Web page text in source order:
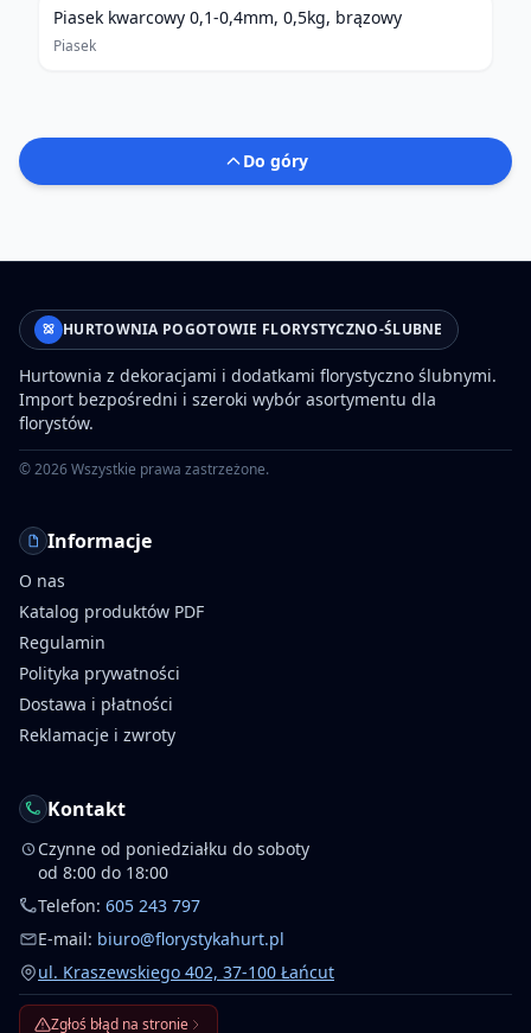
Piasek kwarcowy 0,1-0,4mm, 0,5kg, brązowy
Piasek
Do góry
HURTOWNIA POGOTOWIE FLORYSTYCZNO-ŚLUBNE
Hurtownia z dekoracjami i dodatkami florystyczno ślubnymi.
Import bezpośredni i szeroki wybór asortymentu dla
florystów.
©2026Wszystkie prawa zastrzeżone.
Informacje
O nas
Katalog produktów PDF
Regulamin
Polityka prywatności
Dostawa i płatności
Reklamacje i zwroty
Kontakt
Czynne od poniedziałku do soboty
od 8:00 do 18:00
Telefon: 605 243 797
E-mail: biuro@florystykahurt.pl
ul. Kraszewskiego 402, 37-100 Łańcut
Zgłoś błąd na stronie